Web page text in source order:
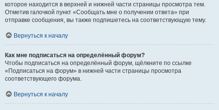
которое находится в верхней и нижней части страницы просмотра тем.
Отметив галочкой пункт «Сообщать мне о получении ответа» при
отправке сообщения, вы также подпишетесь на соответствующую тему.
Вернуться к началу
Как мне подписаться на определённый форум?
Чтобы подписаться на определённый форум, щёлкните по ссылке
«Подписаться на форум» в нижней части страницы просмотра
соответствующего форума.
Вернуться к началу